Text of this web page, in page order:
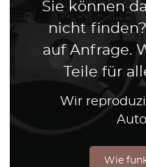
Sie können
nicht
auf Anfrage.
Teile für
Wir
Wie